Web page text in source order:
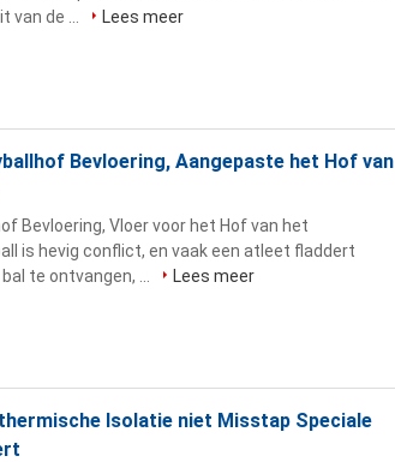
van de ...
Lees meer
Bevloering, Aangepaste het Hof van
Bevloering, Vloer voor het Hof van het
is hevig conflict, en vaak een atleet fladdert
te ontvangen, ...
Lees meer
Isolatie niet Misstap Speciale